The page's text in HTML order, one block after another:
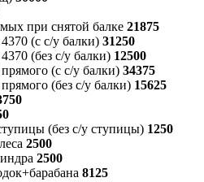
при снятой балке 21875
(с с/у балки) 31250
(без с/у балки) 12500
(с с/у балки) 34375
(без с/у балки) 15625
(без с/у ступицы) 1250
2500
2500
8125